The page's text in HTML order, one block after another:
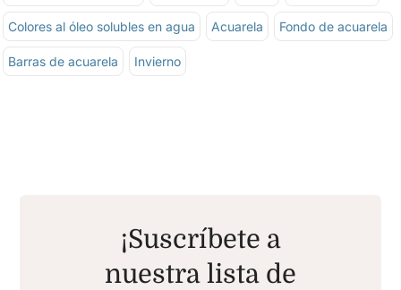
Colores al óleo solubles en agua Acuarela Fondo de acuarela
Barras de acuarela Invierno
¡Suscríbete a
nuestra lista de